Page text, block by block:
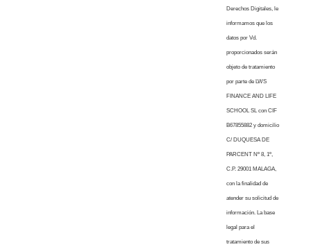
Derechos Digitales, le
informamos que los
datos por Vd.
proporcionados serán
objeto de tratamiento
por parte de LWS
FINANCE AND LIFE
SCHOOL SL con CIF
B67855882 y domicilio
C/ DUQUESA DE
PARCENT Nº 8, 1º,
C.P. 29001 MALAGA,
con la finalidad de
atender su solicitud de
información. La base
legal para el
tratamiento de sus